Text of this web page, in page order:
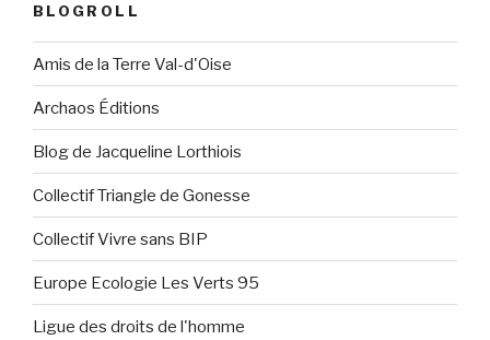
BLOGROLL
Amis de la Terre Val-d'Oise
Archaos Éditions
Blog de Jacqueline Lorthiois
Collectif Triangle de Gonesse
Collectif Vivre sans BIP
Europe Ecologie Les Verts 95
Ligue des droits de l'homme